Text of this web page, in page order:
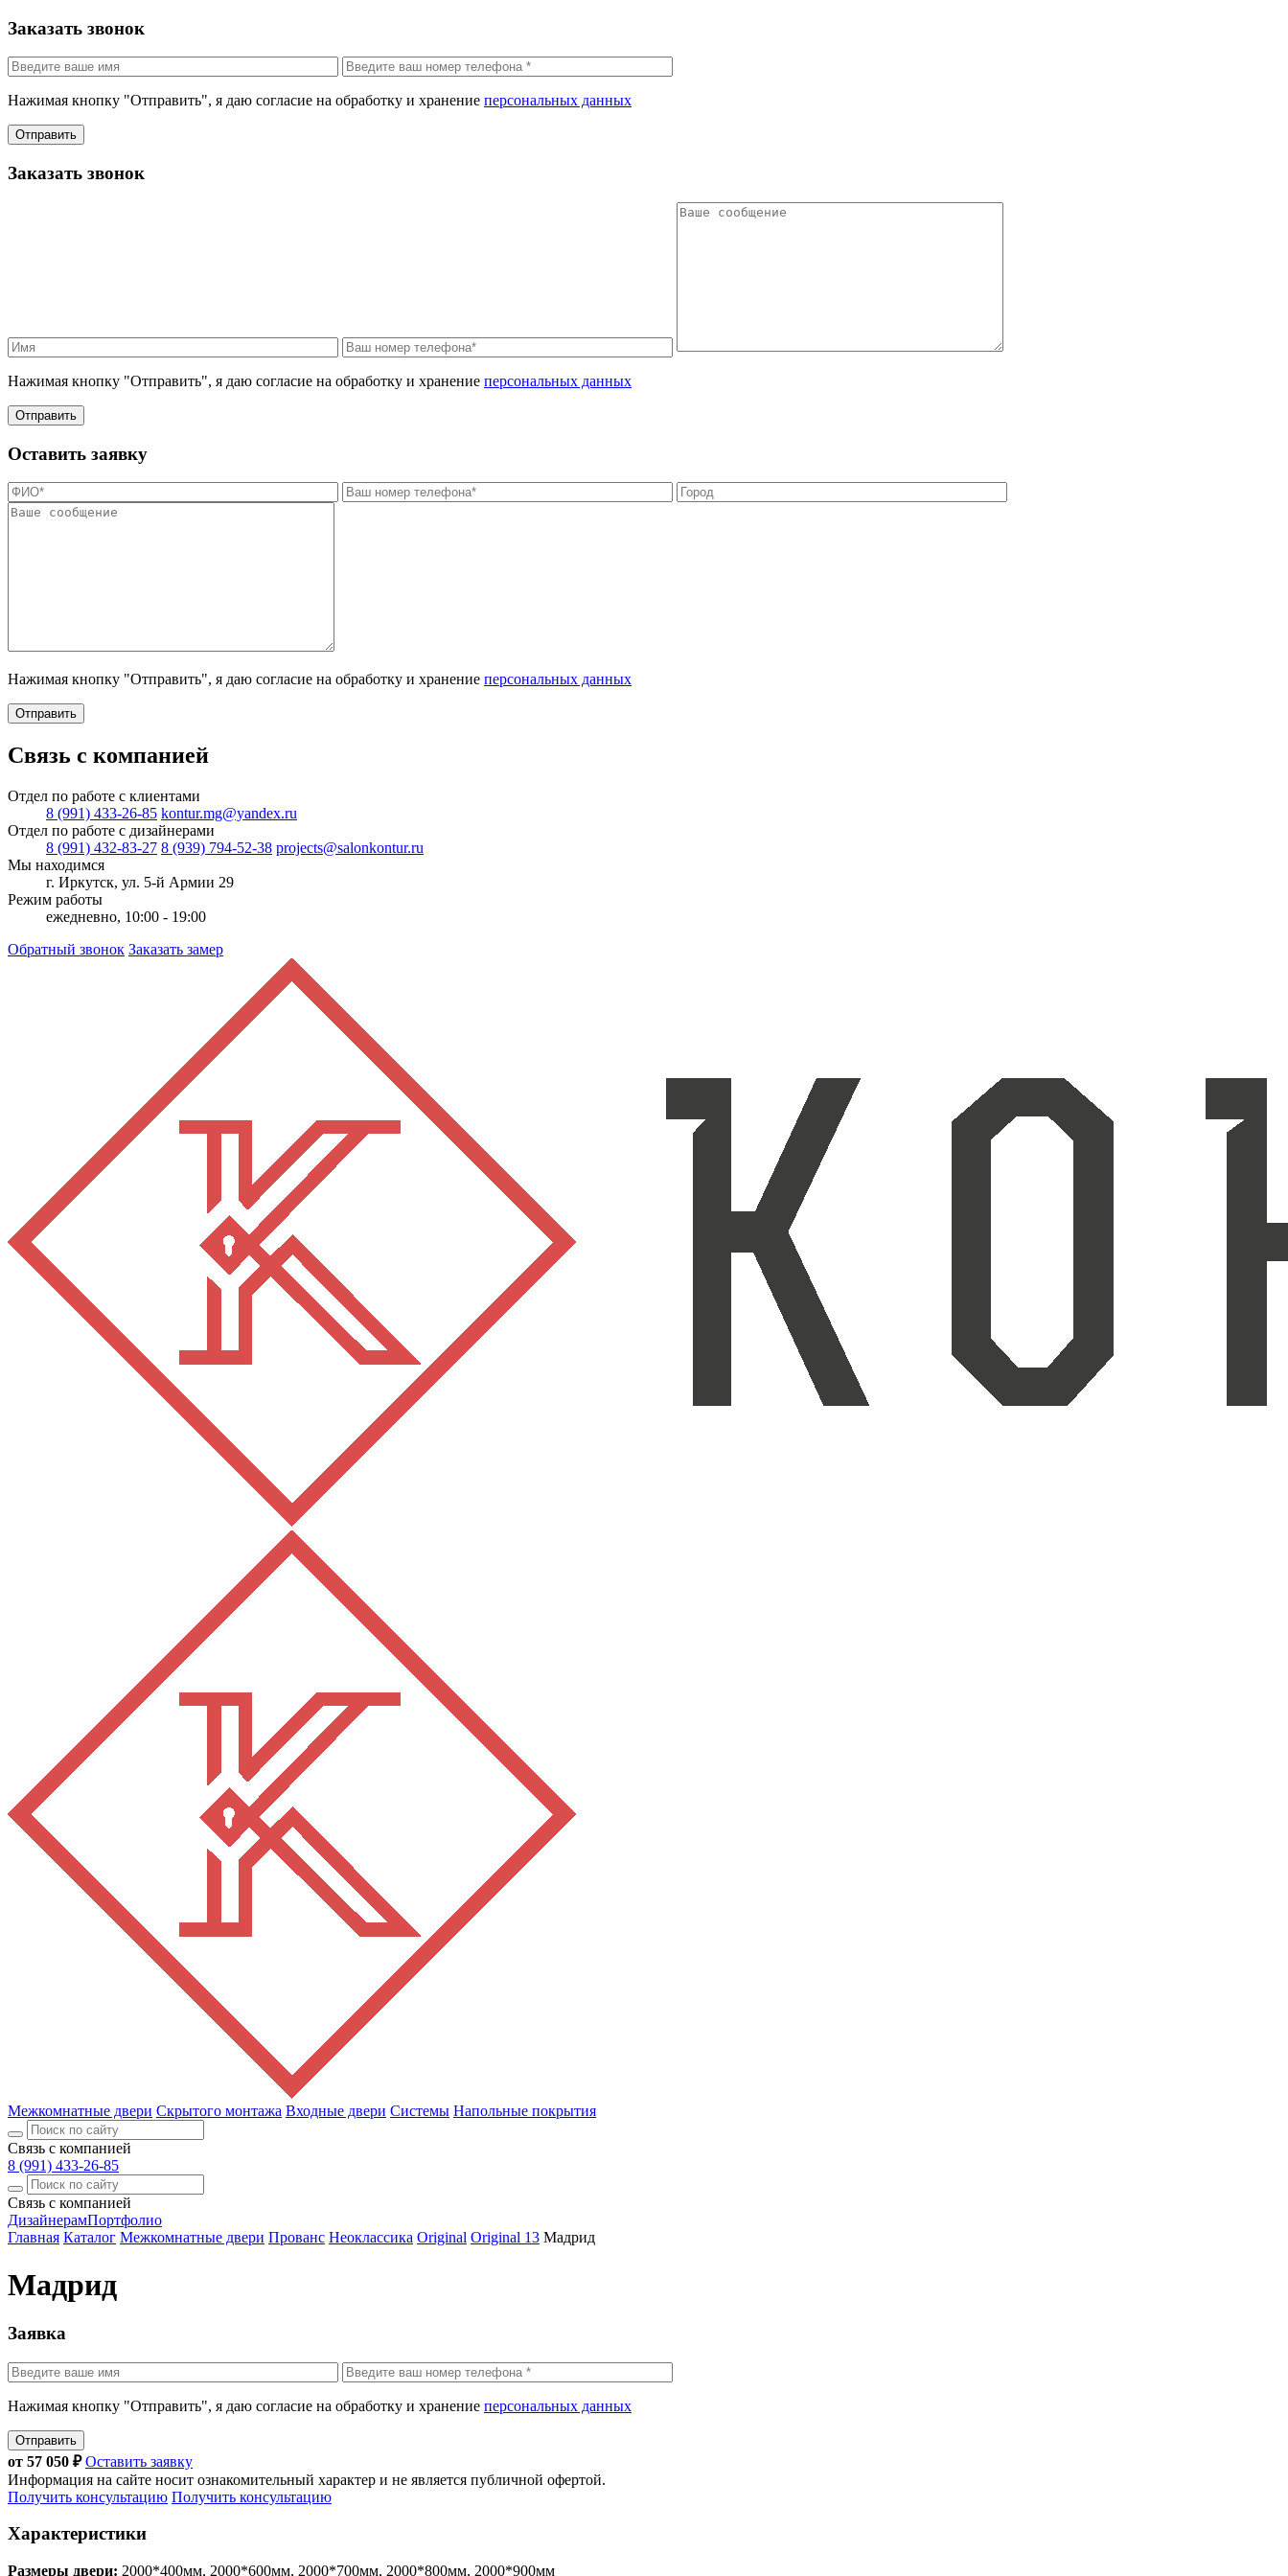
Заказать звонок
Нажимая кнопку "Отправить", я даю согласие на обработку и хранение персональных данных
Отправить
Заказать звонок
Нажимая кнопку "Отправить", я даю согласие на обработку и хранение персональных данных
Отправить
Оставить заявку
Нажимая кнопку "Отправить", я даю согласие на обработку и хранение персональных данных
Отправить
Связь с компанией
Отдел по работе с клиентами
8 (991) 433-26-85 kontur.mg@yandex.ru
Отдел по работе с дизайнерами
8 (991) 432-83-27 8 (939) 794-52-38 projects@salonkontur.ru
Мы находимся
г. Иркутск, ул. 5-й Армии 29
Режим работы
ежедневно, 10:00 - 19:00
Обратный звонок Заказать замер
Межкомнатные двери Скрытого монтажа Входные двери Системы Напольные покрытия
Связь с компанией
8 (991) 433-26-85
Связь с компанией
ДизайнерамПортфолио
Главная Каталог Межкомнатные двери Прованс Неоклассика Original Original 13 Мадрид
Мадрид
Заявка
Нажимая кнопку "Отправить", я даю согласие на обработку и хранение персональных данных
Отправить
от 57 050 ₽Оставить заявку
Информация на сайте носит ознакомительный характер и не является публичной офертой.
Получить консультацию Получить консультацию
Характеристики
Размеры двери: 2000*400мм, 2000*600мм, 2000*700мм, 2000*800мм, 2000*900мм